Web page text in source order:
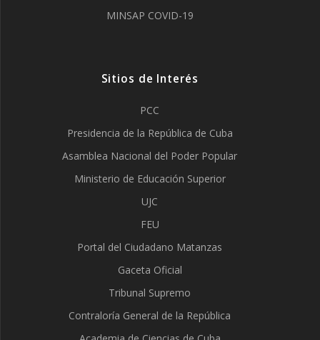
MINSAP COVID-19
Sitios de Interés
PCC
Presidencia de la República de Cuba
Asamblea Nacional del Poder Popular
Ministerio de Educación Superior
UJC
FEU
Portal del Ciudadano Matanzas
Gaceta Oficial
Tribunal Supremo
Contraloría General de la República